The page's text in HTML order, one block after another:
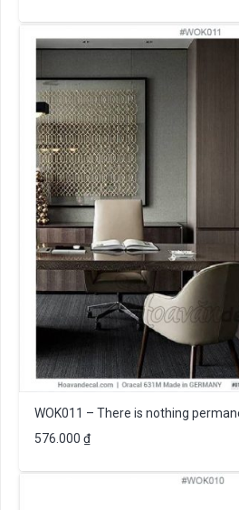
WOK011 – There is nothing
576.000 ₫